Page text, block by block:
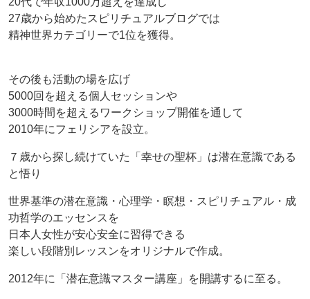
27歳から始めたスピリチュアルブログでは
精神世界カテゴリーで1位を獲得。
その後も活動の場を広げ
5000回を超える個人セッションや
3000時間を超えるワークショップ開催を通して
2010年にフェリシアを設立。
７歳から探し続けていた「幸せの聖杯」は潜在意識である
と悟り
世界基準の潜在意識・心理学・瞑想・スピリチュアル・成
功哲学のエッセンスを
日本人女性が安心安全に習得できる
楽しい段階別レッスンをオリジナルで作成。
2012年に「潜在意識マスター講座」を開講するに至る。